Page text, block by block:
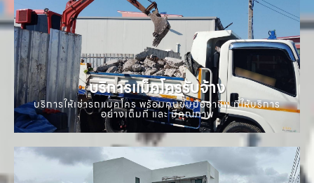
บริการแม็คโครรับจ้าง
บริการให้เช่ารถแมคโคร พร้อมคนขับมืออาชีพ ที่ให้บริการ
อย่างเต็มที่ และ มีคุณภาพ